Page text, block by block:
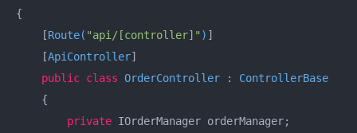
{
    [
Route( "api/[controller]" ) ]
    [
ApiController]
public class OrderController : ControllerBase
    {
private IOrderManager orderManager;